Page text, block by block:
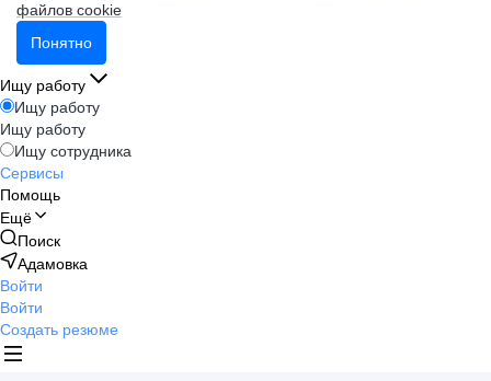
файлов cookie
Понятно
Ищу работу
Ищу работу
Ищу работу
Ищу сотрудника
Сервисы
Помощь
Ещё
Поиск
Адамовка
Войти
Войти
Создать резюме